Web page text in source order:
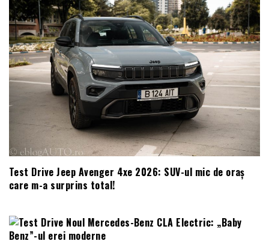
Test Drive Jeep Avenger 4xe 2026: SUV-ul mic de oraș
care m-a surprins total!